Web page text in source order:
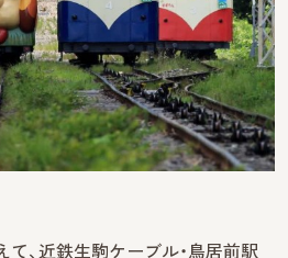
て、近鉄生駒ケーブル・鳥居前駅